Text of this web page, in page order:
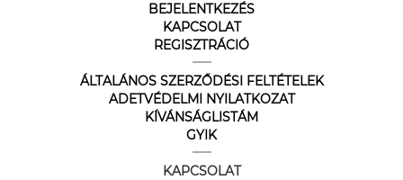
BEJELENTKEZÉS
KAPCSOLAT
REGISZTRÁCIÓ
ÁLTALÁNOS SZERZŐDÉSI FELTÉTELEK
ADETVÉDELMI NYILATKOZAT
KÍVÁNSÁGLISTÁM
GYIK
KAPCSOLAT